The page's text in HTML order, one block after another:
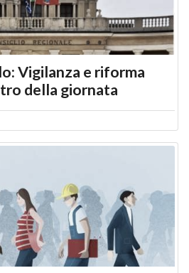
Vigilanza e riforma
della giornata